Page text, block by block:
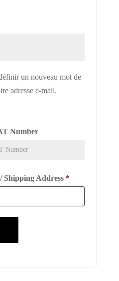
un nouveau mot de
adresse e-mail.
Number
Shipping Address *